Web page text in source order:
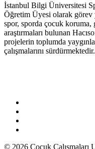
İstanbul Bilgi Üniversitesi
Öğretim Üyesi olarak görev
spor, sporda çocuk koruma,
araştırmaları bulunan
projelerin toplumda
çalışmalarını sürdürmektedir.
© 2026 Çocuk Çalışmaları